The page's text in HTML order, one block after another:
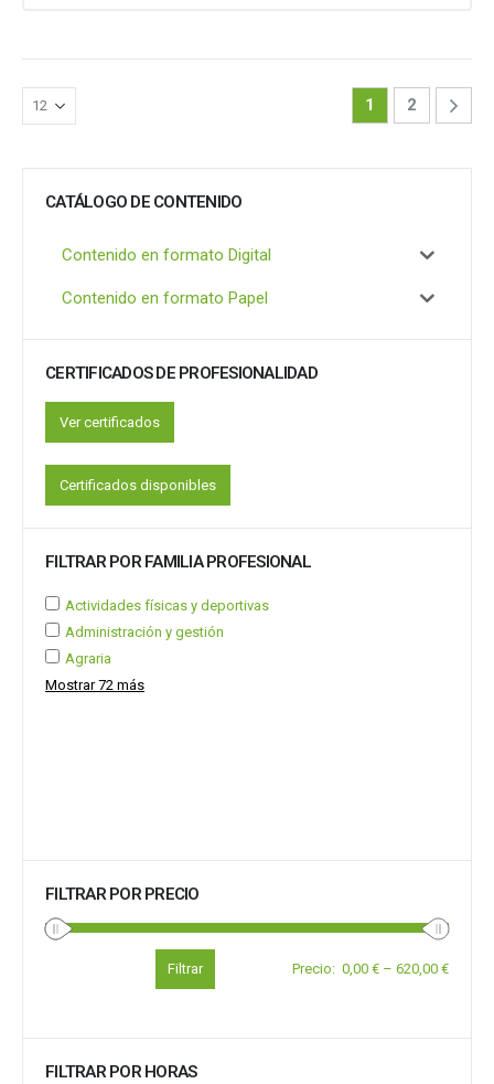
1 2
CATÁLOGO DE CONTENIDO
Contenido en formato Digital
Contenido en formato Papel
CERTIFICADOS DE PROFESIONALIDAD
Ver certificados
Certificados disponibles
FILTRAR POR FAMILIA PROFESIONAL
Actividades físicas y deportivas
Administración y gestión
Agraria
Mostrar 72 más
FILTRAR POR PRECIO
Filtrar Precio: 0,00 € – 620,00 €
FILTRAR POR HORAS